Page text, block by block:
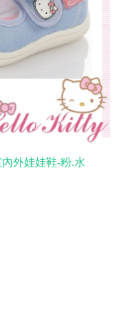
外娃娃鞋-粉.水